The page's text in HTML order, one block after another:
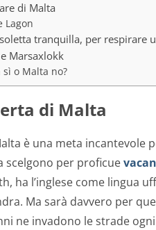
di Malta
Lagon
tranquilla, per respirare
Marsaxlokk
sì o Malta no?
di Malta
è una meta incantevole
scelgono per proficue
ha l’inglese come lingua
Ma sarà davvero per
ne invadono le strade